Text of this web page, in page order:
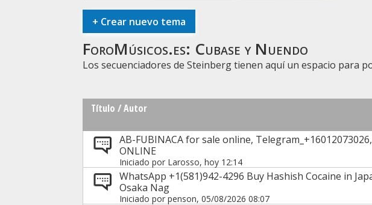
+ Crear nuevo tema
ForoMúsicos.es: Cubase y Nuendo
Los secuenciadores de Steinberg tienen aquí un espacio para
Título /Autor
AB-FUBINACA for sale online,
ONLINE
Iniciado por Larosso, hoy 12:14
WhatsApp +1(581)942-4296 Buy Hashish Cocaine in
Osaka Nag
Iniciado por penson, 05/08/2026 08:07